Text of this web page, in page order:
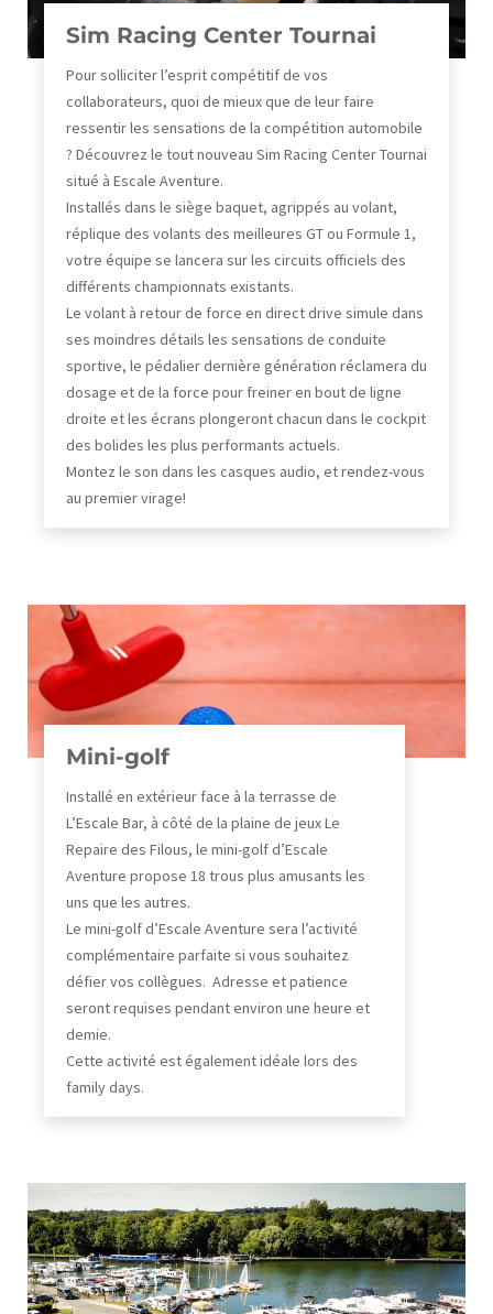
Sim Racing Center Tournai
Pour solliciter l’esprit compétitif de vos
collaborateurs, quoi de mieux que de leur faire
ressentir les sensations de la compétition automobile
? Découvrez le tout nouveau Sim Racing Center Tournai
situé à Escale Aventure.
Installés dans le siège baquet, agrippés au volant,
réplique des volants des meilleures GT ou Formule 1,
votre équipe se lancera sur les circuits officiels des
différents championnats existants.
Le volant à retour de force en direct drive simule dans
ses moindres détails les sensations de conduite
sportive, le pédalier dernière génération réclamera du
dosage et de la force pour freiner en bout de ligne
droite et les écrans plongeront chacun dans le cockpit
des bolides les plus performants actuels.
Montez le son dans les casques audio, et rendez-vous
au premier virage!
Mini-golf
Installé en extérieur face à la terrasse de
L’Escale Bar, à côté de la plaine de jeux Le
Repaire des Filous, le mini-golf d’Escale
Aventure propose 18 trous plus amusants les
uns que les autres.
Le mini-golf d’Escale Aventure sera l’activité
complémentaire parfaite si vous souhaitez
défier vos collègues. Adresse et patience
seront requises pendant environ une heure et
demie.
Cette activité est également idéale lors des
family days.